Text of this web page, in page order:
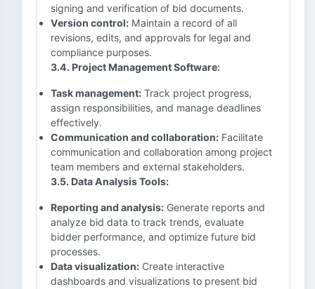
signing and verification of bid documents.
Version control: Maintain a record of all
revisions, edits, and approvals for legal and
compliance purposes.
3.4. Project Management Software:
Task management: Track project progress,
assign responsibilities, and manage deadlines
effectively.
Communication and collaboration: Facilitate
communication and collaboration among project
team members and external stakeholders.
3.5. Data Analysis Tools:
Reporting and analysis: Generate reports and
analyze bid data to track trends, evaluate
bidder performance, and optimize future bid
processes.
Data visualization: Create interactive
dashboards and visualizations to present bid